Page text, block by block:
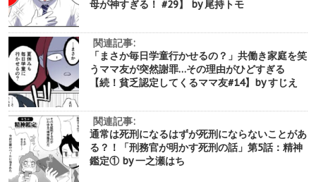
母が神すぎる！ #29】 by 尾持トモ
関連記事:
「まさか毎日学童行かせるの？」共働き家庭を笑
うママ友が突然謝罪…その理由がひどすぎる
【続！貧乏認定してくるママ友#14】by すじえ
関連記事:
通常は死刑になるはずが死刑にならないことがあ
る？！「刑務官が明かす死刑の話」第5話：精神
鑑定① by 一之瀬はち